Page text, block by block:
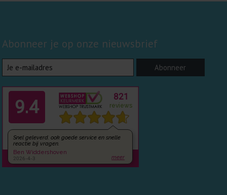
Abonneer je op onze nieuwsbrief
Abonneer